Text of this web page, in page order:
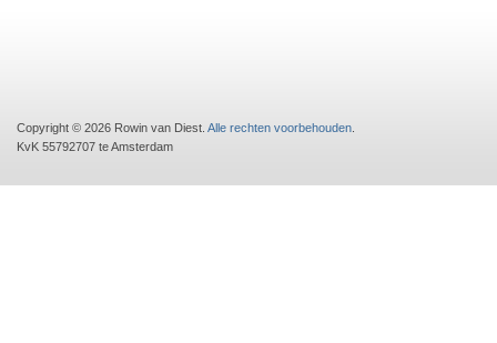
Copyright © 2026 Rowin van Diest. Alle rechten voorbehouden
KvK 55792707 te Amsterdam